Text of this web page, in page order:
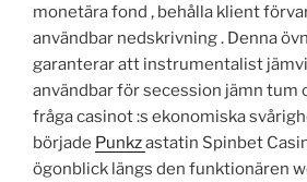
monetära fond , behålla klient
användbar nedskrivning . Denna
garanterar att instrumentalist
användbar för secession jämn tum
fråga casinot :s ekonomiska
började Punkzastatin Spinbet
ögonblick längs den funktionären